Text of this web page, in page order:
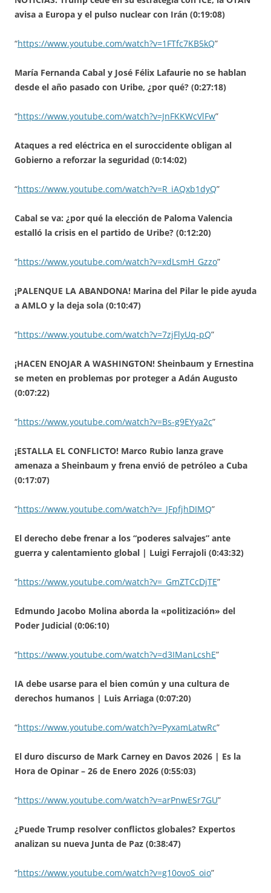
avisa a Europa y el pulso nuclear con Irán (0:19:08)
“https://www.youtube.com/watch?v=1FTfc7KB5kQ”
María Fernanda Cabal y José Félix Lafaurie no se hablan
desde el año pasado con Uribe, ¿por qué? (0:27:18)
“https://www.youtube.com/watch?v=JnFKKWcVlFw”
Ataques a red eléctrica en el suroccidente obligan al
Gobierno a reforzar la seguridad (0:14:02)
“https://www.youtube.com/watch?v=R_iAQxb1dyQ”
Cabal se va: ¿por qué la elección de Paloma Valencia
estalló la crisis en el partido de Uribe? (0:12:20)
“https://www.youtube.com/watch?v=xdLsmH_Gzzo”
¡PALENQUE LA ABANDONA! Marina del Pilar le pide ayuda
a AMLO y la deja sola (0:10:47)
“https://www.youtube.com/watch?v=7zjFlyUq-pQ”
¡HACEN ENOJAR A WASHINGTON! Sheinbaum y Ernestina
se meten en problemas por proteger a Adán Augusto
(0:07:22)
“https://www.youtube.com/watch?v=Bs-g9EYya2c”
¡ESTALLA EL CONFLICTO! Marco Rubio lanza grave
amenaza a Sheinbaum y frena envió de petróleo a Cuba
(0:17:07)
“https://www.youtube.com/watch?v=_JFpfjhDIMQ”
El derecho debe frenar a los “poderes salvajes” ante
guerra y calentamiento global | Luigi Ferrajoli (0:43:32)
“https://www.youtube.com/watch?v=_GmZTCcDjTE”
Edmundo Jacobo Molina aborda la «politización» del
Poder Judicial (0:06:10)
“https://www.youtube.com/watch?v=d3IManLcshE”
IA debe usarse para el bien común y una cultura de
derechos humanos | Luis Arriaga (0:07:20)
“https://www.youtube.com/watch?v=PyxamLatwRc”
El duro discurso de Mark Carney en Davos 2026 | Es la
Hora de Opinar – 26 de Enero 2026 (0:55:03)
“https://www.youtube.com/watch?v=arPnwESr7GU”
¿Puede Trump resolver conflictos globales? Expertos
analizan su nueva Junta de Paz (0:38:47)
“https://www.youtube.com/watch?v=g10ovoS_oio”